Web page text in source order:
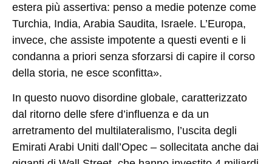
estera più assertiva: penso a medie potenze come
Turchia, India, Arabia Saudita, Israele. L’Europa,
invece, che assiste impotente a questi eventi e li
condanna a priori senza sforzarsi di capire il corso
della storia, ne esce sconfitta».
In questo nuovo disordine globale, caratterizzato
dal ritorno delle sfere d’influenza e da un
arretramento del multilateralismo, l’uscita degli
Emirati Arabi Uniti dall’Opec – sollecitata anche dai